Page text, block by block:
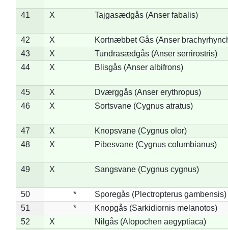
41 X Tajgasædgås (Anser fabalis)
42 X
Kortnæbbet Gås (Anser
43
X
Tundrasædgås (Anser serrirostris)
44
X Blisgås (Anser albifrons)
45 X
Dværggås (Anser erythropus)
46
X Sortsvane (Cygnus atratus)
47 X
Knopsvane (Cygnus olor)
48
X Pibesvane (Cygnus columbianus)
49 X Sangsvane (Cygnus cygnus)
50 *
Sporegås (Plectropterus gambensis)
51
*
Knopgås (Sarkidiornis melanotos)
52
X
Nilgås (Alopochen aegyptiaca)